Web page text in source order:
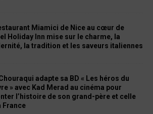
Miamici de Nice au cœur de
Holiday Inn mise sur le charme, la
la tradition et les saveurs italiennes
adapte sa BD « Les héros du
» avec Kad Merad au cinéma pour
l’histoire de son grand-père et celle
France